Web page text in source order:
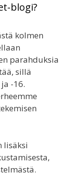
blogi?
kolmen
parahduksia
sillä
-16.
lisäksi